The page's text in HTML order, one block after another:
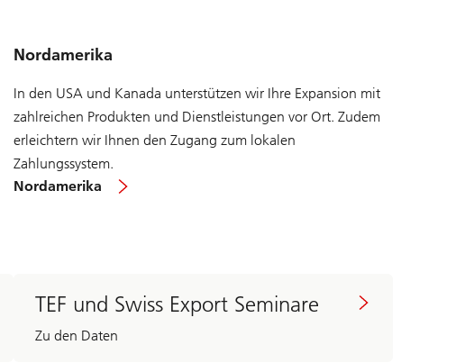
Nordamerika
In den USA und Kanada unterstützen wir Ihre Expansion mit
zahlreichen Produkten und Dienstleistungen vor Ort. Zudem
erleichtern wir Ihnen den Zugang zum lokalen
Zahlungssystem.
Nordamerika
TEF und Swiss Export Seminare
Zu den Daten